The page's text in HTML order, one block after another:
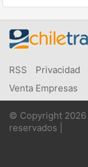
RSS Privacidad
Venta Empresas
© Copyright 2026
reservados |